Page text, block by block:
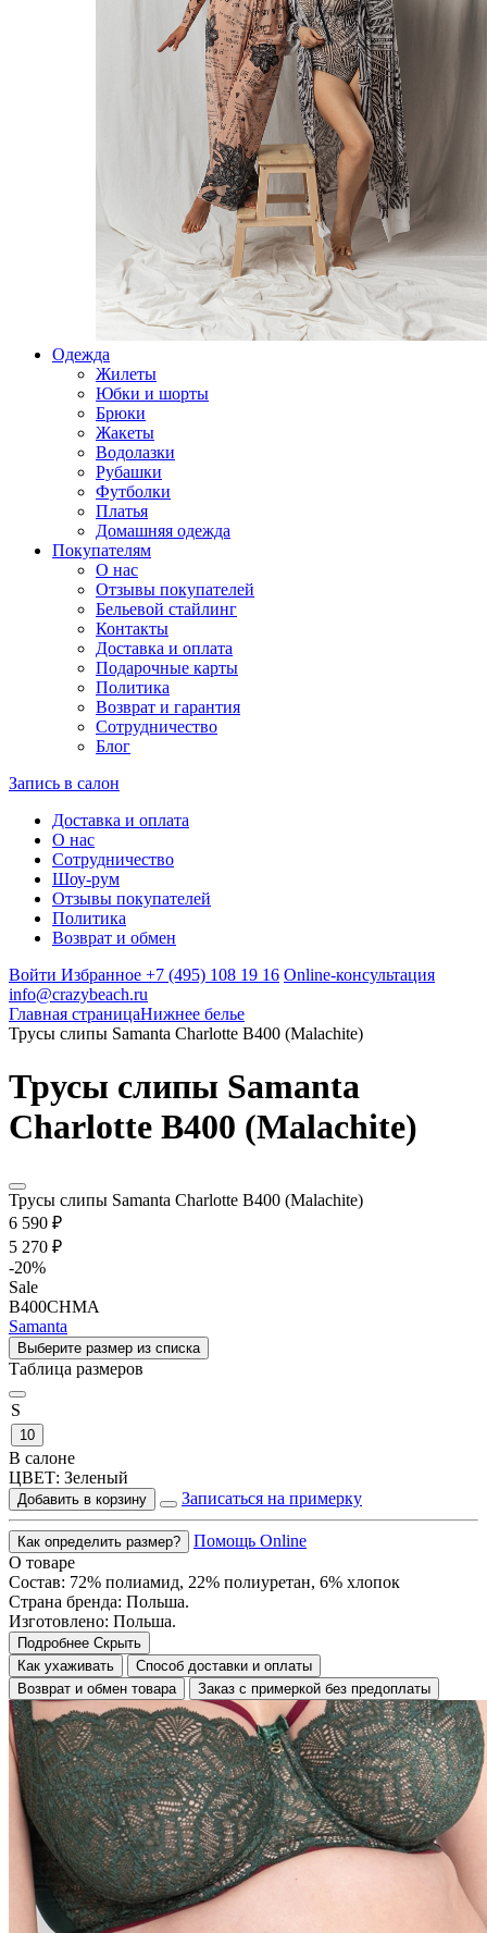
Одежда
Жилеты
Юбки и шорты
Брюки
Жакеты
Водолазки
Рубашки
Футболки
Платья
Домашняя одежда
Покупателям
О нас
Отзывы покупателей
Бельевой стайлинг
Контакты
Доставка и оплата
Подарочные карты
Политика
Возврат и гарантия
Сотрудничество
Блог
Запись в салон
Доставка и оплата
О нас
Сотрудничество
Шоу-рум
Отзывы покупателей
Политика
Возврат и обмен
Войти Избранное +7 (495) 108 19 16 Online-консультация
info@crazybeach.ru
Главная страницаНижнее белье
Трусы слипы Samanta Charlotte B400 (Malachite)
Трусы слипы Samanta
Charlotte B400 (Malachite)
Трусы слипы Samanta Charlotte B400 (Malachite)
6 590 ₽
5 270 ₽
-20%
Sale
B400CHMA
Samanta
Выберите размер из списка
Таблица размеров
S
10
В салоне
ЦВЕТ: Зеленый
Добавить в корзину Записаться на примерку
Как определить размер?
Помощь Online
О товаре
Состав: 72% полиамид, 22% полиуретан, 6% хлопок
Страна бренда: Польша.
Изготовлено: Польша.
Подробнее Скрыть
Как ухаживать
Способ доставки и оплаты
Возврат и обмен товара
Заказ с примеркой без предоплаты